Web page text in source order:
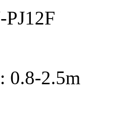
0.8-2.5m